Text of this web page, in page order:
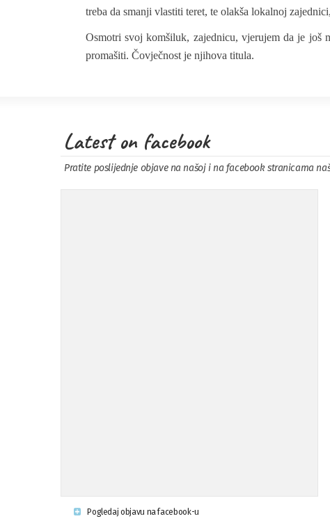
treba da smanji vlastiti teret, te olakša lokalnoj
Osmotri svoj komšiluk, zajednicu, vjerujem da je još
promašiti. Čovječnost je njihova titula.
Latest on facebook
Pratite poslijednje objave na našoj i na facebook stranicama
Pogledaj objavu na facebook-u